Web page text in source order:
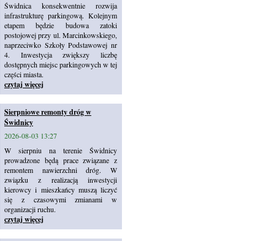
Świdnica konsekwentnie rozwija
infrastrukturę parkingową. Kolejnym
etapem będzie budowa zatoki
postojowej przy ul. Marcinkowskiego,
naprzeciwko Szkoły Podstawowej nr
4. Inwestycja zwiększy liczbę
dostępnych miejsc parkingowych w tej
części miasta.
czytaj więcej
Sierpniowe remonty dróg w
Świdnicy
2026-08-03 13:27
W sierpniu na terenie Świdnicy
prowadzone będą prace związane z
remontem nawierzchni dróg. W
związku z realizacją inwestycji
kierowcy i mieszkańcy muszą liczyć
się z czasowymi zmianami w
organizacji ruchu.
czytaj więcej